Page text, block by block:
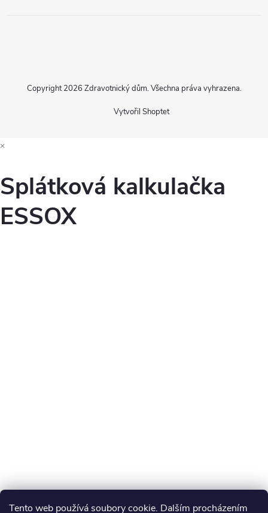
Tento web používá soubory cookie. Dalším procházením
Vytvořil Shoptet
Copyright 2026 Zdravotnický dům. Všechna práva vyhrazena.
×
Splátková kalkulačka
ESSOX